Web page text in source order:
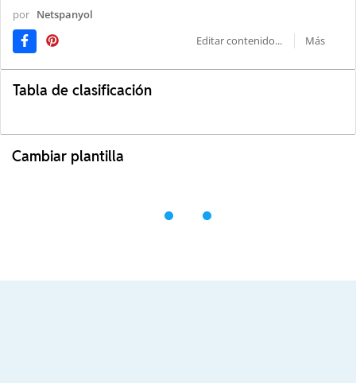
por Netspanyol
Editar contenido...
Más
Tabla de clasificación
Cambiar plantilla